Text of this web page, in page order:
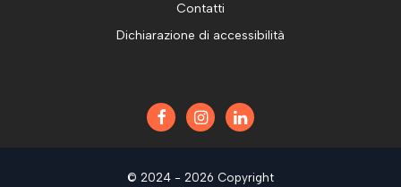
Contatti
Dichiarazione di accessibilità
© 2024 - 2026 Copyright